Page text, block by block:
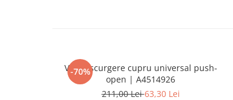
-70%
Ventil scurgere cupru universal push-
open | A4514926
211,00 Lei63,30 Lei